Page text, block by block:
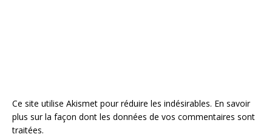
Ce site utilise Akismet pour réduire les indésirables. En savoir
plus sur la façon dont les données de vos commentaires sont
traitées.